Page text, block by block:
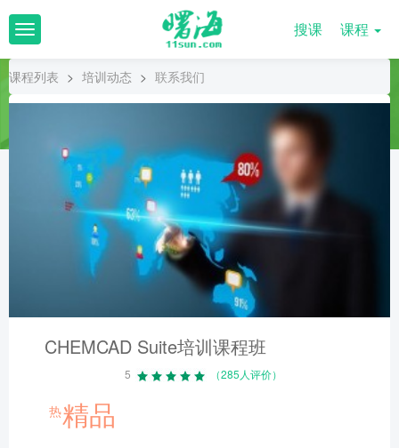
T
o
g
l
搜课 课程
课程列表 > 培训动态 > 联系我们
CHEMCAD Suite培训课程班
5 （285人评价）
热精品